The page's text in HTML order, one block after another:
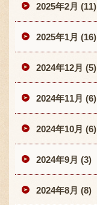
2025年2月 (11)
2025年1月 (16)
2024年12月 (5)
2024年11月 (6)
2024年10月 (6)
2024年9月 (3)
2024年8月 (8)